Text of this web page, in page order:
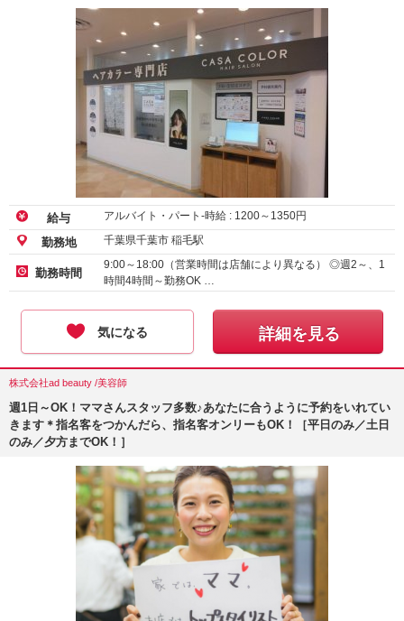
給与 アルバイト・パート-時給 : 1200～ 1350円
勤務地 千葉県千葉市 稲毛駅
勤務時間
9:00～18:00（営業時間は店舗により異なる） ◎週2～、1
時間4時間～勤務OK …
気になる 詳細を見る
株式会社ad beauty /美容師
週1日～OK！ママさんスタッフ多数♪あなたに合うように予約をいれてい
きます＊指名客をつかんだら、指名客オンリーもOK！［平日のみ／土日
のみ／夕方までOK！］